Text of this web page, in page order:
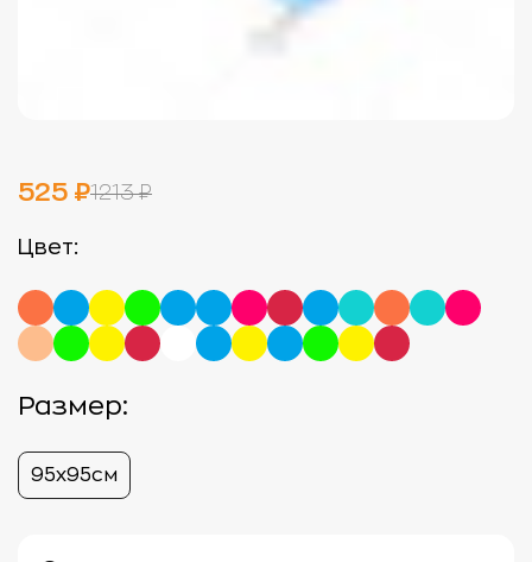
525 ₽1213 ₽
Цвет:
Размер:
95х95см